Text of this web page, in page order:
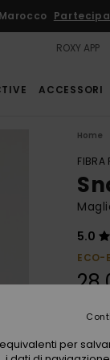
ROXY APP
ACCESSORI
Home
FIBRA
5.0
ECO-
per